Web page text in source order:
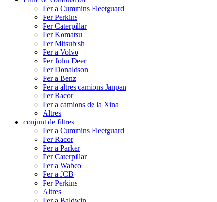
Per a Cummins Fleetguard
Per Perkins
Per Caterpillar
Per Komatsu
Per Mitsubish
Per a Volvo
Per John Deer
Per Donaldson
Per a Benz
Per a altres camions Janpan
Per Racor
Per a camions de la Xina
Altres
conjunt de filtres
Per a Cummins Fleetguard
Per Racor
Per a Parker
Per Caterpillar
Per a Wabco
Per a JCB
Per Perkins
Altres
Per a Baldwin